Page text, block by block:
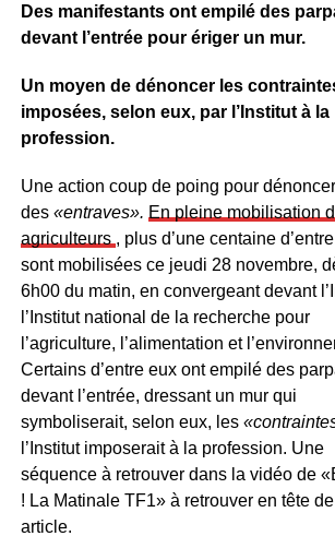
Des manifestants ont empilé des
devant l’entrée pour ériger un mur.
Un moyen de dénoncer les
imposées, selon eux, par l’Institut à la
profession.
Une action coup de poing pour dénoncer
des«entraves». En pleine mobilisation
agriculteurs , plus d’une centaine
sont mobilisées ce jeudi 28 novembre,
6h00 du matin, en convergeant devant
l’Institut national de la recherche pour
l’agriculture, l’alimentation et
Certains d’entre eux ont empilé des
devant l’entrée, dressant un mur qui
symboliserait, selon eux, les
l’Institut imposerait à la profession. Une
séquence à retrouver dans la vidéo de
! La Matinale TF1» à retrouver en tête
article.